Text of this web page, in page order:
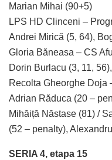
Marian Mihai (90+5)
LPS HD Clinceni –
Andrei Mirică (5, 64),
Gloria Băneasa – CS
Dorin Burlacu (3, 11,
Recolta Gheorghe Doja
Adrian Răduca (20 –
Mihăiță Năstase (81) /
(52 – penalty),
SERIA 4, etapa 15